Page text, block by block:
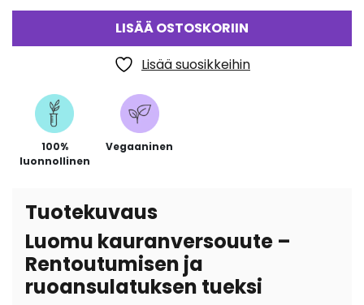
LISÄÄ OSTOSKORIIN
Lisää suosikkeihin
100%
luonnollinen
Vegaaninen
Tuotekuvaus
Luomu kauranversouute –
Rentoutumisen ja
ruoansulatuksen tueksi